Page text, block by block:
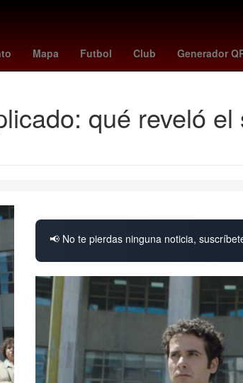
Mapa Futbol Club Generador
Puebla de Zaragoza Denuncia atlas -
qué reveló
📢 No te pierdas ninguna noticia,